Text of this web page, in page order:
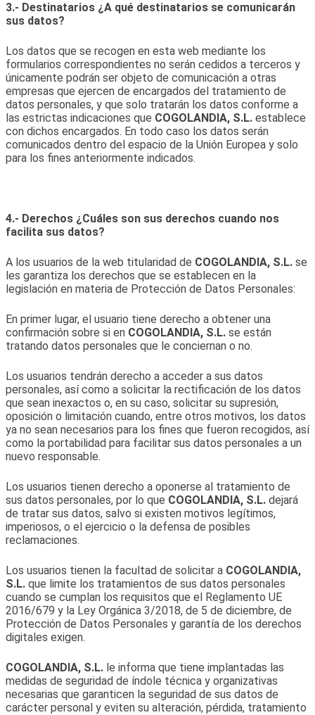
3.- Destinatarios ¿A qué destinatarios se comunicarán
sus datos?
Los datos que se recogen en esta web mediante los
formularios correspondientes no serán cedidos a terceros y
únicamente podrán ser objeto de comunicación a otras
empresas que ejercen de encargados del tratamiento de
datos personales, y que solo tratarán los datos conforme a
las estrictas indicaciones que COGOLANDIA, S.L. establece
con dichos encargados. En todo caso los datos serán
comunicados dentro del espacio de la Unión Europea y solo
para los fines anteriormente indicados.
4.- Derechos ¿Cuáles son sus derechos cuando nos
facilita sus datos?
A los usuarios de la web titularidad de COGOLANDIA, S.L. se
les garantiza los derechos que se establecen en la
legislación en materia de Protección de Datos Personales:
En primer lugar, el usuario tiene derecho a obtener una
confirmación sobre si en COGOLANDIA, S.L. se están
tratando datos personales que le conciernan o no.
Los usuarios tendrán derecho a acceder a sus datos
personales, así como a solicitar la rectificación de los datos
que sean inexactos o, en su caso, solicitar su supresión,
oposición o limitación cuando, entre otros motivos, los datos
ya no sean necesarios para los fines que fueron recogidos, así
como la portabilidad para facilitar sus datos personales a un
nuevo responsable.
Los usuarios tienen derecho a oponerse al tratamiento de
sus datos personales, por lo que COGOLANDIA, S.L. dejará
de tratar sus datos, salvo si existen motivos legítimos,
imperiosos, o el ejercicio o la defensa de posibles
reclamaciones.
Los usuarios tienen la facultad de solicitar a COGOLANDIA,
S.L. que limite los tratamientos de sus datos personales
cuando se cumplan los requisitos que el Reglamento UE
2016/679 y la Ley Orgánica 3/2018, de 5 de diciembre, de
Protección de Datos Personales y garantía de los derechos
digitales exigen.
COGOLANDIA, S.L. le informa que tiene implantadas las
medidas de seguridad de índole técnica y organizativas
necesarias que garanticen la seguridad de sus datos de
carácter personal y eviten su alteración, pérdida, tratamiento